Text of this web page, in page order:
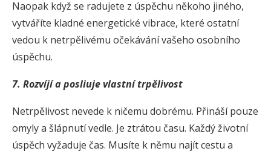
Naopak když se radujete z úspěchu někoho jiného,
vytváříte kladné energetické vibrace, které ostatní
vedou k netrpělivému očekávání vašeho osobního
úspěchu.
7. Rozvíjí a posliuje vlastní trpělivost
Netrpělivost nevede k ničemu dobrému. Přináší pouze
omyly a šlápnutí vedle. Je ztrátou času. Každý životní
úspěch vyžaduje čas. Musíte k němu najít cestu a